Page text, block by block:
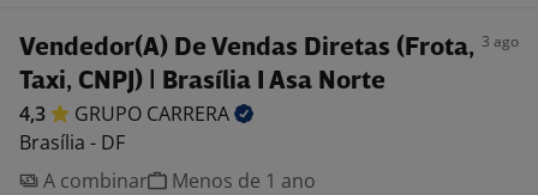
Vendedor(A) De Vendas Diretas (Frota,
Taxi, CNPJ) | Brasília I Asa Norte
3 ago
4,3 GRUPO CARRERA
Brasília - DF
A combinar
Menos de 1 ano